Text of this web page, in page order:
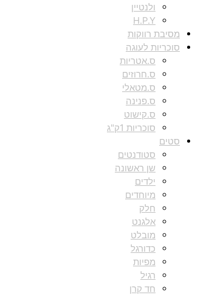
ולנטיין
H.P.Y
מסיבת רווקות
סוכריות לעוגה
ס.אטריות
ס.חרוזים
ס.מטאלי
ס.פנינה
ס.קישוט
סוכריות 1ק"ג
סטים
סטודנטים
שן ראשונה
ילדים
מיוחדים
חלק
אלגנט
מובלט
כדורגל
מפיות
רגיל
חד קרן